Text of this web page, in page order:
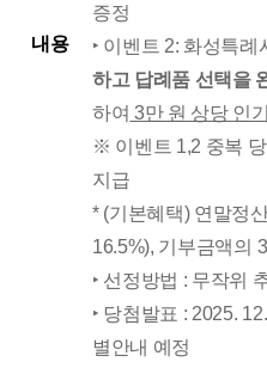
내용
증정
‣ 이벤트 2: 화성특례
하고 답례품 선택을
하여 3만 원 상당 인
※ 이벤트 1,2 중복
지급
* (기본혜택) 연말정
16.5%), 기부금액의
‣ 선정방법 : 무작위
‣ 당첨발표 : 2025.
별안내 예정